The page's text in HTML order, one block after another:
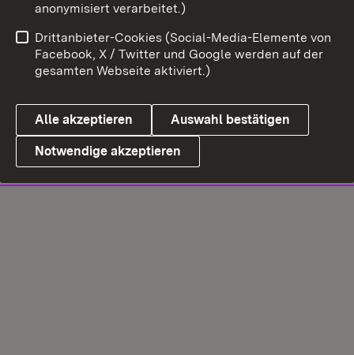
anonymisiert verarbeitet.)
Drittanbieter-Cookies (Social-Media-Elemente von
Facebook, X / Twitter und Google werden auf der
gesamten Webseite aktiviert.)
Alle akzeptieren Auswahl bestätigen
Notwendige akzeptieren